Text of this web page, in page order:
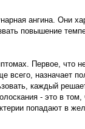
ангина. Они
повышение
Первое, что
назначает
каждый
- это в
попадают в